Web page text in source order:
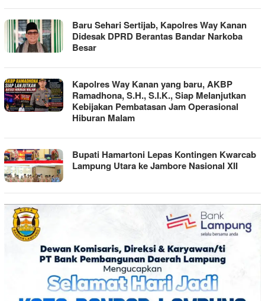
Baru Sehari Sertijab, Kapolres Way Kanan
Didesak DPRD Berantas Bandar Narkoba
Besar
Kapolres Way Kanan yang baru, AKBP
Ramadhona, S.H., S.I.K., Siap Melanjutkan
Kebijakan Pembatasan Jam Operasional
Hiburan Malam
Bupati Hamartoni Lepas Kontingen Kwarcab
Lampung Utara ke Jambore Nasional XII